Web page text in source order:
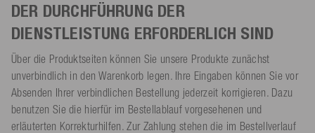
DER DURCHFÜHRUNG DER
DIENSTLEISTUNG ERFORDERLICH SIND
Über die Produktseiten können Sie unsere Produkte zunächst
unverbindlich in den Warenkorb legen. Ihre Eingaben können Sie vor
Absenden Ihrer verbindlichen Bestellung jederzeit korrigieren. Dazu
benutzen Sie die hierfür im Bestellablauf vorgesehenen und
erläuterten Korrekturhilfen. Zur Zahlung stehen die im Bestellverlauf